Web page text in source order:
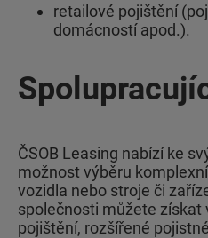
retailové pojištění
domácností apod.).
ČSOB Leasing nabízí ke
možnost výběru
vozidla nebo stroje či
společnosti můžete získat
pojištění, rozšířené